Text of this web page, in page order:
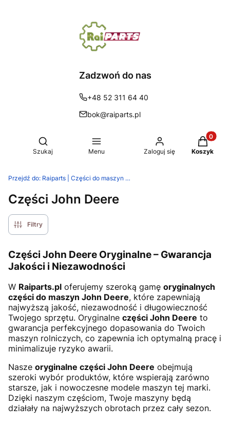
Zadzwoń do nas
+48 52 311 64 40
bok@raiparts.pl
Otwórz wyszukiwarkę
Szukaj Menu Zaloguj się Koszyk
Przejdź do: Raiparts | Części do maszyn rolniczych
Części John Deere
Filtry
Części John Deere Oryginalne – Gwarancja
Jakości i Niezawodności
W Raiparts.pl oferujemy szeroką gamę oryginalnych
części do maszyn John Deere, które zapewniają
najwyższą jakość, niezawodność i długowieczność
Twojego sprzętu. Oryginalne części John Deere to
gwarancja perfekcyjnego dopasowania do Twoich
maszyn rolniczych, co zapewnia ich optymalną pracę i
minimalizuje ryzyko awarii.
Nasze oryginalne części John Deere obejmują
szeroki wybór produktów, które wspierają zarówno
starsze, jak i nowoczesne modele maszyn tej marki.
Dzięki naszym częściom, Twoje maszyny będą
działały na najwyższych obrotach przez cały sezon.